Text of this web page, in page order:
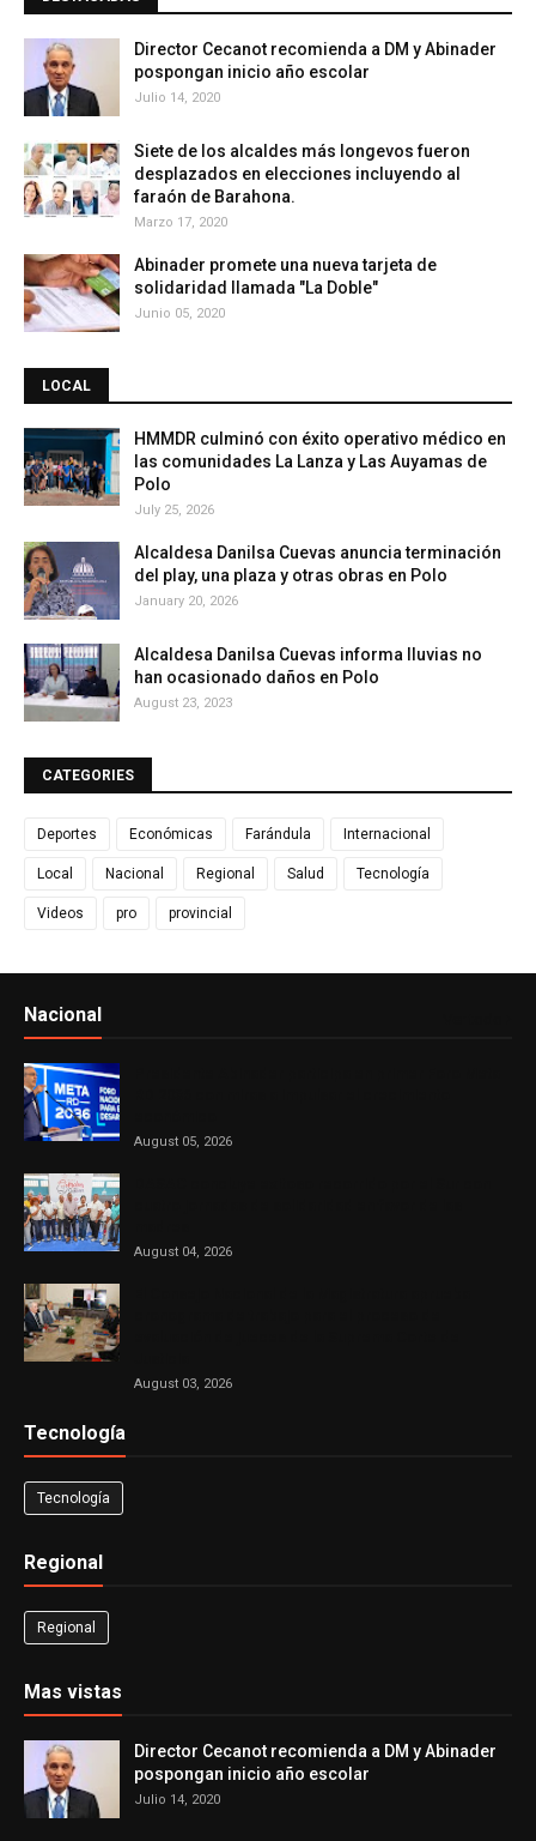
Director Cecanot recomienda a DM y Abinader
pospongan inicio año escolar
Julio 14, 2020
Siete de los alcaldes más longevos fueron
desplazados en elecciones incluyendo al
faraón de Barahona.
Marzo 17, 2020
Abinader promete una nueva tarjeta de
solidaridad llamada "La Doble"
Junio 05, 2020
LOCAL
HMMDR culminó con éxito operativo médico en
las comunidades La Lanza y Las Auyamas de
Polo
July 25, 2026
Alcaldesa Danilsa Cuevas anuncia terminación
del play, una plaza y otras obras en Polo
January 20, 2026
Alcaldesa Danilsa Cuevas informa lluvias no
han ocasionado daños en Polo
August 23, 2023
CATEGORIES
Deportes Económicas Farándula Internacional
Local Nacional Regional Salud Tecnología
Videos pro provincial
Nacional
August 05, 2026
August 04, 2026
August 03, 2026
Tecnología
Tecnología
Regional
Regional
Mas vistas
Director Cecanot recomienda a DM y Abinader
pospongan inicio año escolar
Julio 14, 2020